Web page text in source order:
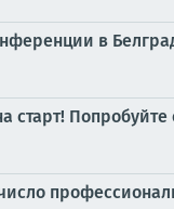
в
старт!